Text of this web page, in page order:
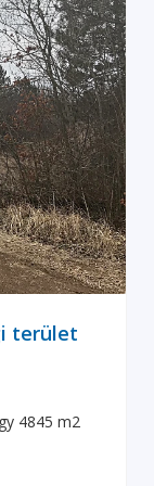
terület
4845 m2